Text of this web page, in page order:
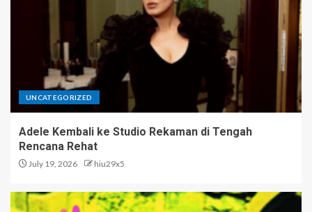
UNCATEGORIZED
Adele Kembali ke Studio Rekaman di Tengah
Rencana Rehat
July 19, 2026 hiu29x5